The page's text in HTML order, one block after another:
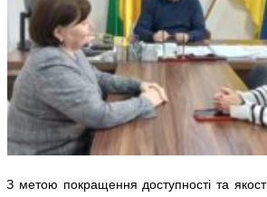
З метою покращення доступності та